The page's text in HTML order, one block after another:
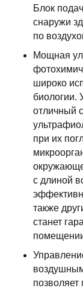
Блок
снаружи
по
Мощная
широко
биологии.
отличный
при их
с длиной
также
станет